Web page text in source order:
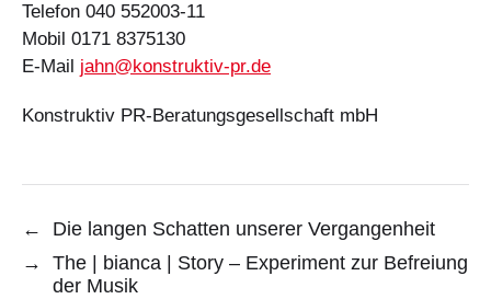
Telefon 040 552003-11
Mobil 0171 8375130
E-Mail jahn@konstruktiv-pr.de
Konstruktiv PR-Beratungsgesellschaft mbH
←
Die langen Schatten unserer Vergangenheit
→
The | bianca | Story – Experiment zur Befreiung
der Musik